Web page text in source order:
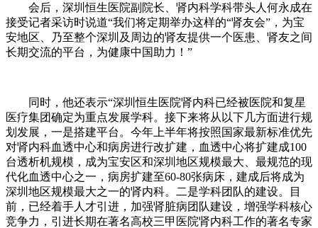
会后，深圳恒生医院副院长、肾内科学科带头人何永成在
接受记者采访时说道“我们将定期举办这样的“肾友会”，为宝
安地区、乃至整个深圳及周边的肾友提供一个医患、肾友之间
长期交流的平台，为健康中国助力！”
同时，他还表示“深圳恒生医院肾内科已经被医院和复星
医疗集团确定为重点发展学科。接下来将从以下几方面进行规
划发展，一是搭建平台。今年上半年将按照国家最新标准优先
对肾内科血透中心和病房进行改扩建，血透中心将扩建成100
台透析机规模，成为宝安区和深圳地区规模最大、最规范的现
代化血透中心之一，病房扩建至60-80张病床，建成后将成为
深圳地区规模最大之一的肾内科。二是学科团队的建设。目
前，已经着手人才引进，加强肾脏病团队建设，增强学科核心
竞争力，引进长期在著名高校三甲医院肾内科工作的著名专家